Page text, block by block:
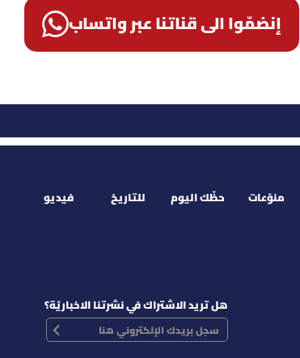
إنضمّوا الى قناتنا عبر واتساب
منوّعات حظّك اليوم للتاريخ فيديو
هل تريد الاشتراك في نشرتنا الاخباريّة؟